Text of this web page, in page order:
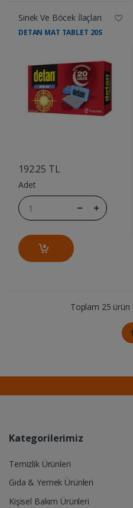
Sinek Ve Böcek İlaçları
DETAN MAT TABLET 20S
192.25 TL
Adet
Toplam 25 ürün
1
Kategorilerimiz
Temizlik Ürünleri
Gıda & Yemek Ürünleri
Kişisel Bakım Ürünleri